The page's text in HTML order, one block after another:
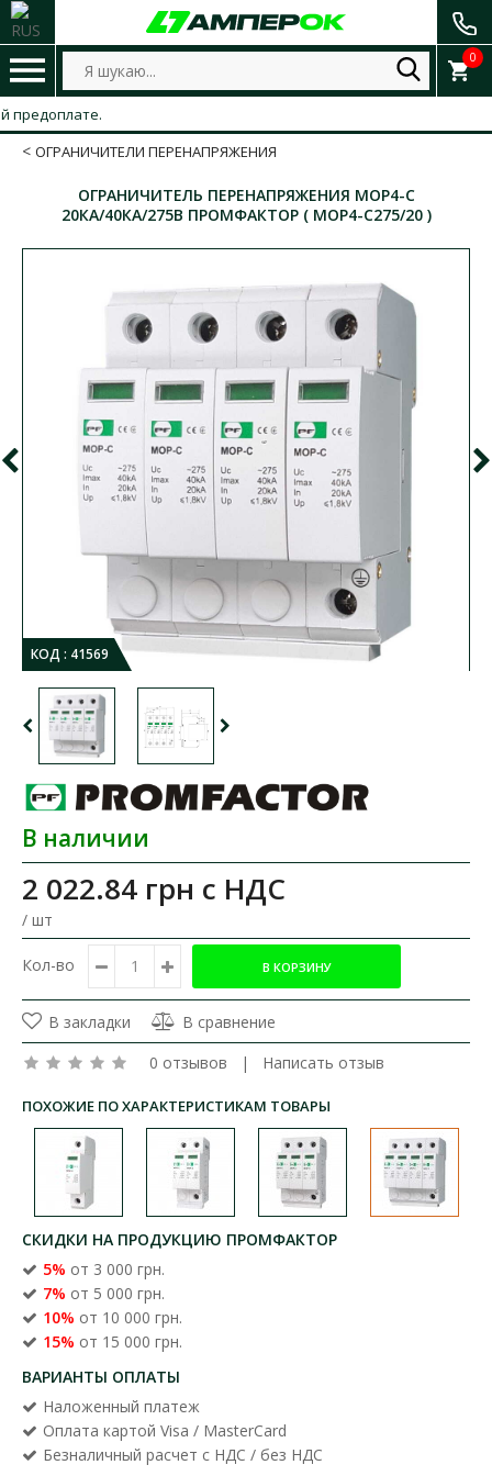
0
ОГРАНИЧИТЕЛИ ПЕРЕНАПРЯЖЕНИЯ
ОГРАНИЧИТЕЛЬ ПЕРЕНАПРЯЖЕНИЯ MOP4-C
20КА/40КА/275В ПРОМФАКТОР ( MOP4-C275/20 )
КОД : 41569
В наличии
2 022.84 грн с НДС
/ шт
Кол-во
В закладки
В сравнение
0 отзывов | Написать отзыв
ПОХОЖИЕ ПО ХАРАКТЕРИСТИКАМ ТОВАРЫ
СКИДКИ НА ПРОДУКЦИЮ ПРОМФАКТОР
5% от 3 000 грн.
7% от 5 000 грн.
10% от 10 000 грн.
15% от 15 000 грн.
ВАРИАНТЫ ОПЛАТЫ
Наложенный платеж
Оплата картой Visa / MasterCard
Безналичный расчет с НДС / без НДС